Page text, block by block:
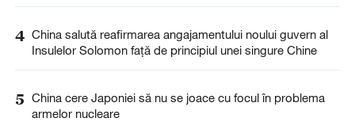
4 China salută reafirmarea angajamentului noului guvern al
Insulelor Solomon față de principiul unei singure Chine
5 China cere Japoniei să nu se joace cu focul în problema
armelor nucleare